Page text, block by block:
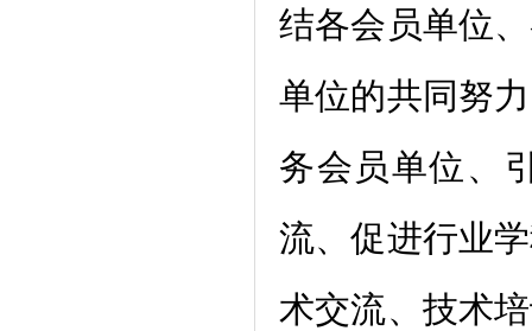
结各会员单位
单位的共同努
务会员单位、
流、促进行业
术交流、技术